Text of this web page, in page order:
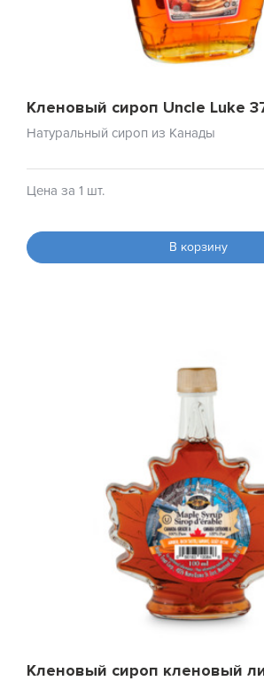
Кленовый сироп Uncle Luke
Натуральный сироп из Канады
Цена за 1 шт.
В корзину
Кленовый сироп кленовый